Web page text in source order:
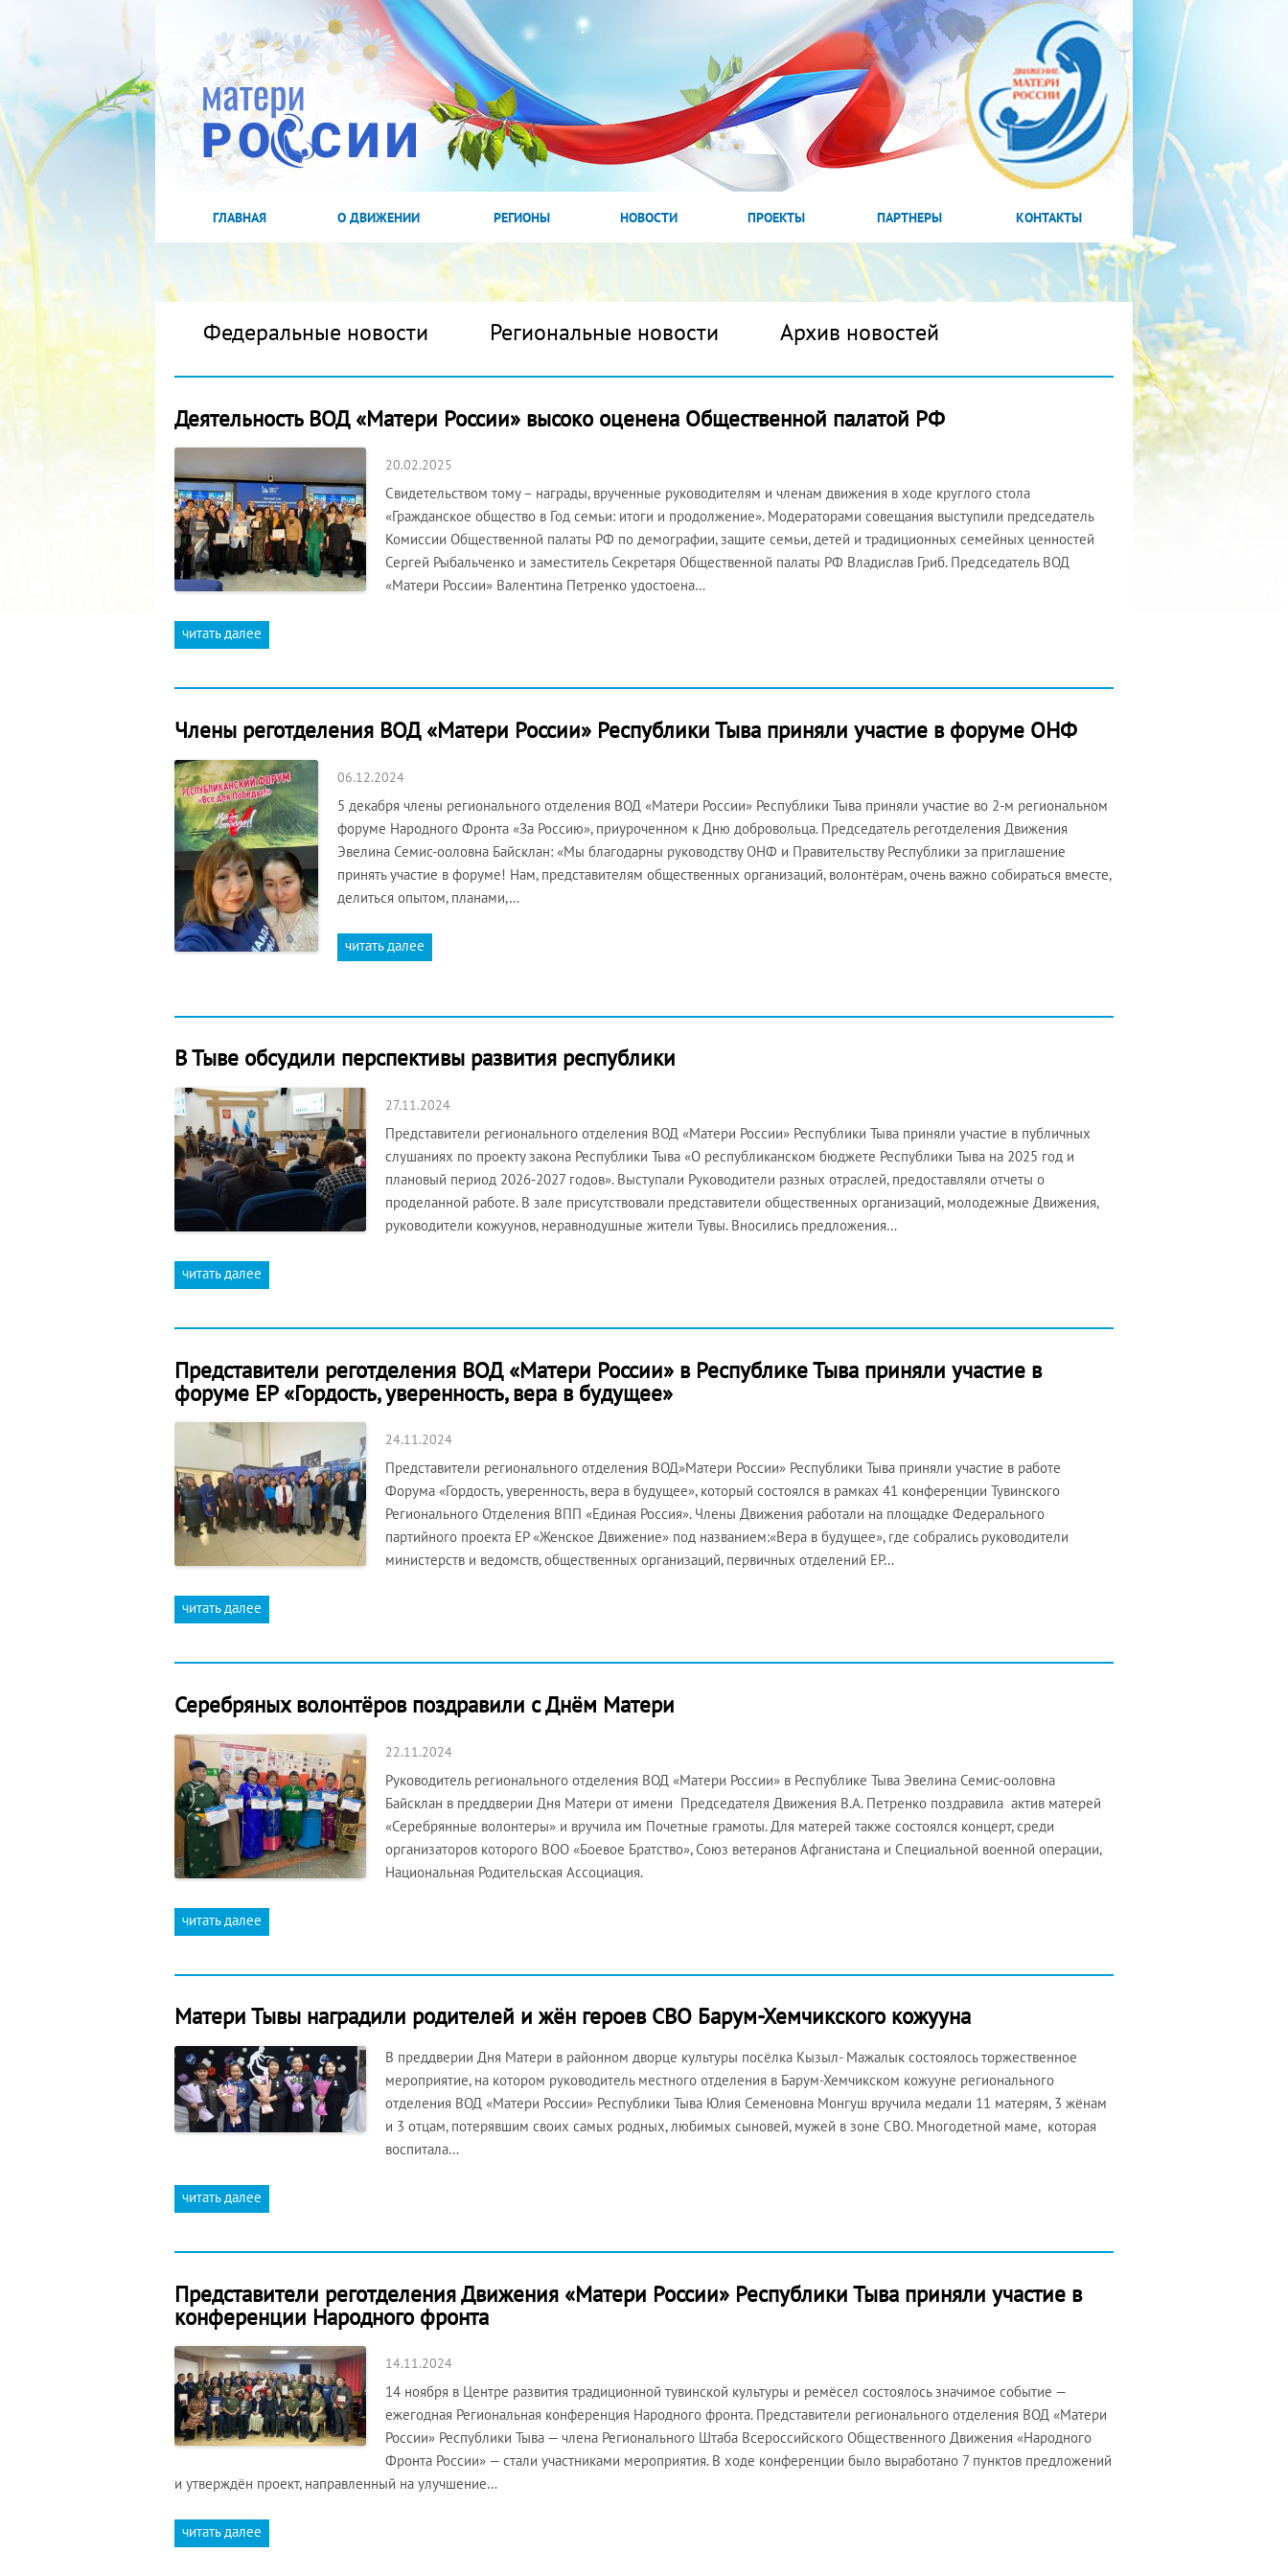
ГЛАВНАЯ О ДВИЖЕНИИ РЕГИОНЫ НОВОСТИ ПРОЕКТЫ ПАРТНЕРЫ КОНТАКТЫ
Федеральные новости Региональные новости Архив новостей
Деятельность ВОД «Матери России» высоко оценена Общественной палатой РФ
20.02.2025
Свидетельством тому – награды, врученные руководителям и членам движения в ходе круглого стола
«Гражданское общество в Год семьи: итоги и продолжение». Модераторами совещания выступили председатель
Комиссии Общественной палаты РФ по демографии, защите семьи, детей и традиционных семейных ценностей
Сергей Рыбальченко и заместитель Секретаря Общественной палаты РФ Владислав Гриб. Председатель ВОД
«Матери России» Валентина Петренко удостоена…
читать далее
Члены реготделения ВОД «Матери России» Республики Тыва приняли участие в форуме ОНФ
06.12.2024
5 декабря члены регионального отделения ВОД «Матери России» Республики Тыва приняли участие во 2-м региональном
форуме Народного Фронта «За Россию», приуроченном к Дню добровольца. Председатель реготделения Движения
Эвелина Семис-ооловна Байсклан: «Мы благодарны руководству ОНФ и Правительству Республики за приглашение
принять участие в форуме! Нам, представителям общественных организаций, волонтёрам, очень важно собираться вместе,
делиться опытом, планами,…
читать далее
В Тыве обсудили перспективы развития республики
27.11.2024
Представители регионального отделения ВОД «Матери России» Республики Тыва приняли участие в публичных
слушаниях по проекту закона Республики Тыва «О республиканском бюджете Республики Тыва на 2025 год и
плановый период 2026-2027 годов». Выступали Руководители разных отраслей, предоставляли отчеты о
проделанной работе. В зале присутствовали представители общественных организаций, молодежные Движения,
руководители кожуунов, неравнодушные жители Тувы. Вносились предложения…
читать далее
Представители реготделения ВОД «Матери России» в Республике Тыва приняли участие в
форуме ЕР «Гордость, уверенность, вера в будущее»
24.11.2024
Представители регионального отделения ВОД»Матери России» Республики Тыва приняли участие в работе
Форума «Гордость, уверенность, вера в будущее», который состоялся в рамках 41 конференции Тувинского
Регионального Отделения ВПП «Единая Россия». Члены Движения работали на площадке Федерального
партийного проекта ЕР «Женское Движение» под названием:«Вера в будущее», где собрались руководители
министерств и ведомств, общественных организаций, первичных отделений ЕР…
читать далее
Серебряных волонтёров поздравили с Днём Матери
22.11.2024
Руководитель регионального отделения ВОД «Матери России» в Республике Тыва Эвелина Семис-ооловна
Байсклан в преддверии Дня Матери от имени Председателя Движения В.А. Петренко поздравила актив матерей
«Серебрянные волонтеры» и вручила им Почетные грамоты. Для матерей также состоялся концерт, среди
организаторов которого ВОО «Боевое Братство», Союз ветеранов Афганистана и Специальной военной операции,
Национальная Родительская Ассоциация.
читать далее
Матери Тывы наградили родителей и жён героев СВО Барум-Хемчикского кожууна
В преддверии Дня Матери в районном дворце культуры посёлка Кызыл- Мажалык состоялось торжественное
мероприятие, на котором руководитель местного отделения в Барум-Хемчикском кожууне регионального
отделения ВОД «Матери России» Республики Тыва Юлия Семеновна Монгуш вручила медали 11 матерям, 3 жёнам
и 3 отцам, потерявшим своих самых родных, любимых сыновей, мужей в зоне СВО. Многодетной маме, которая
воспитала…
читать далее
Представители реготделения Движения «Матери России» Республики Тыва приняли участие в
конференции Народного фронта
14.11.2024
14 ноября в Центре развития традиционной тувинской культуры и ремёсел состоялось значимое событие —
ежегодная Региональная конференция Народного фронта. Представители регионального отделения ВОД «Матери
России» Республики Тыва — члена Регионального Штаба Всероссийского Общественного Движения «Народного
Фронта России» — стали участниками мероприятия. В ходе конференции было выработано 7 пунктов предложений
и утверждён проект, направленный на улучшение…
читать далее